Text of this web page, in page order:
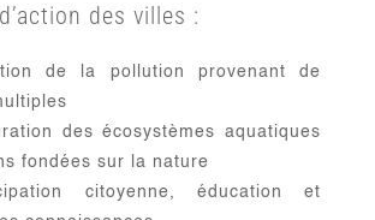
des villes :
de la pollution provenant de
des écosystèmes aquatiques
fondées sur la nature
citoyenne, éducation et